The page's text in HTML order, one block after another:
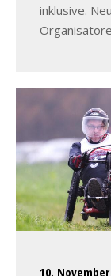
inklusive.
10. November